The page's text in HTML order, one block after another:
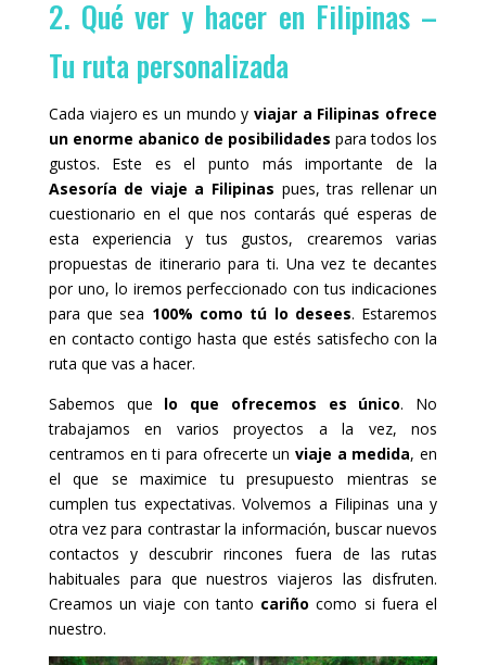
2. Qué ver y hacer en Filipinas –
Tu ruta personalizada
Cada viajero es un mundo yviajar a Filipinas ofrece
un enorme abanico de posibilidades para todos los
gustos. Este es el punto más importante de la
Asesoría de viaje a Filipinas pues, tras rellenar un
cuestionario en el que nos contarás qué esperas de
esta experiencia y tus gustos, crearemos varias
propuestas de itinerario para ti. Una vez te decantes
por uno, lo iremos perfeccionado con tus indicaciones
para que sea 100% como tú lo desees. Estaremos
en contacto contigo hasta que estés satisfecho con la
ruta que vas a hacer.
Sabemos que lo que ofrecemos es único. No
trabajamos en varios proyectos a la vez, nos
centramos en ti para ofrecerte unviaje a medida, en
el que se maximice tu presupuesto mientras se
cumplen tus expectativas. Volvemos a Filipinas una y
otra vez para contrastar la información, buscar nuevos
contactos y descubrir rincones fuera de las rutas
habituales para que nuestros viajeros las disfruten.
Creamos un viaje con tanto cariño como si fuera el
nuestro.